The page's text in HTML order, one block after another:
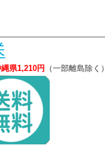
県1,210円 （一部離島除く）